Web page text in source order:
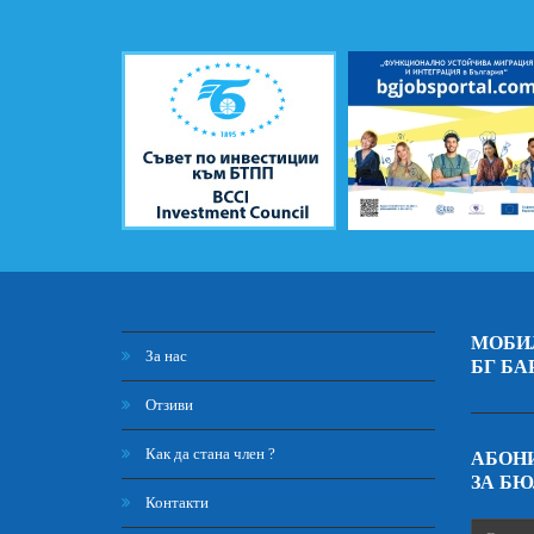
За нас
Отзиви
Как да стана член ?
Контакти
БГ
ЗА